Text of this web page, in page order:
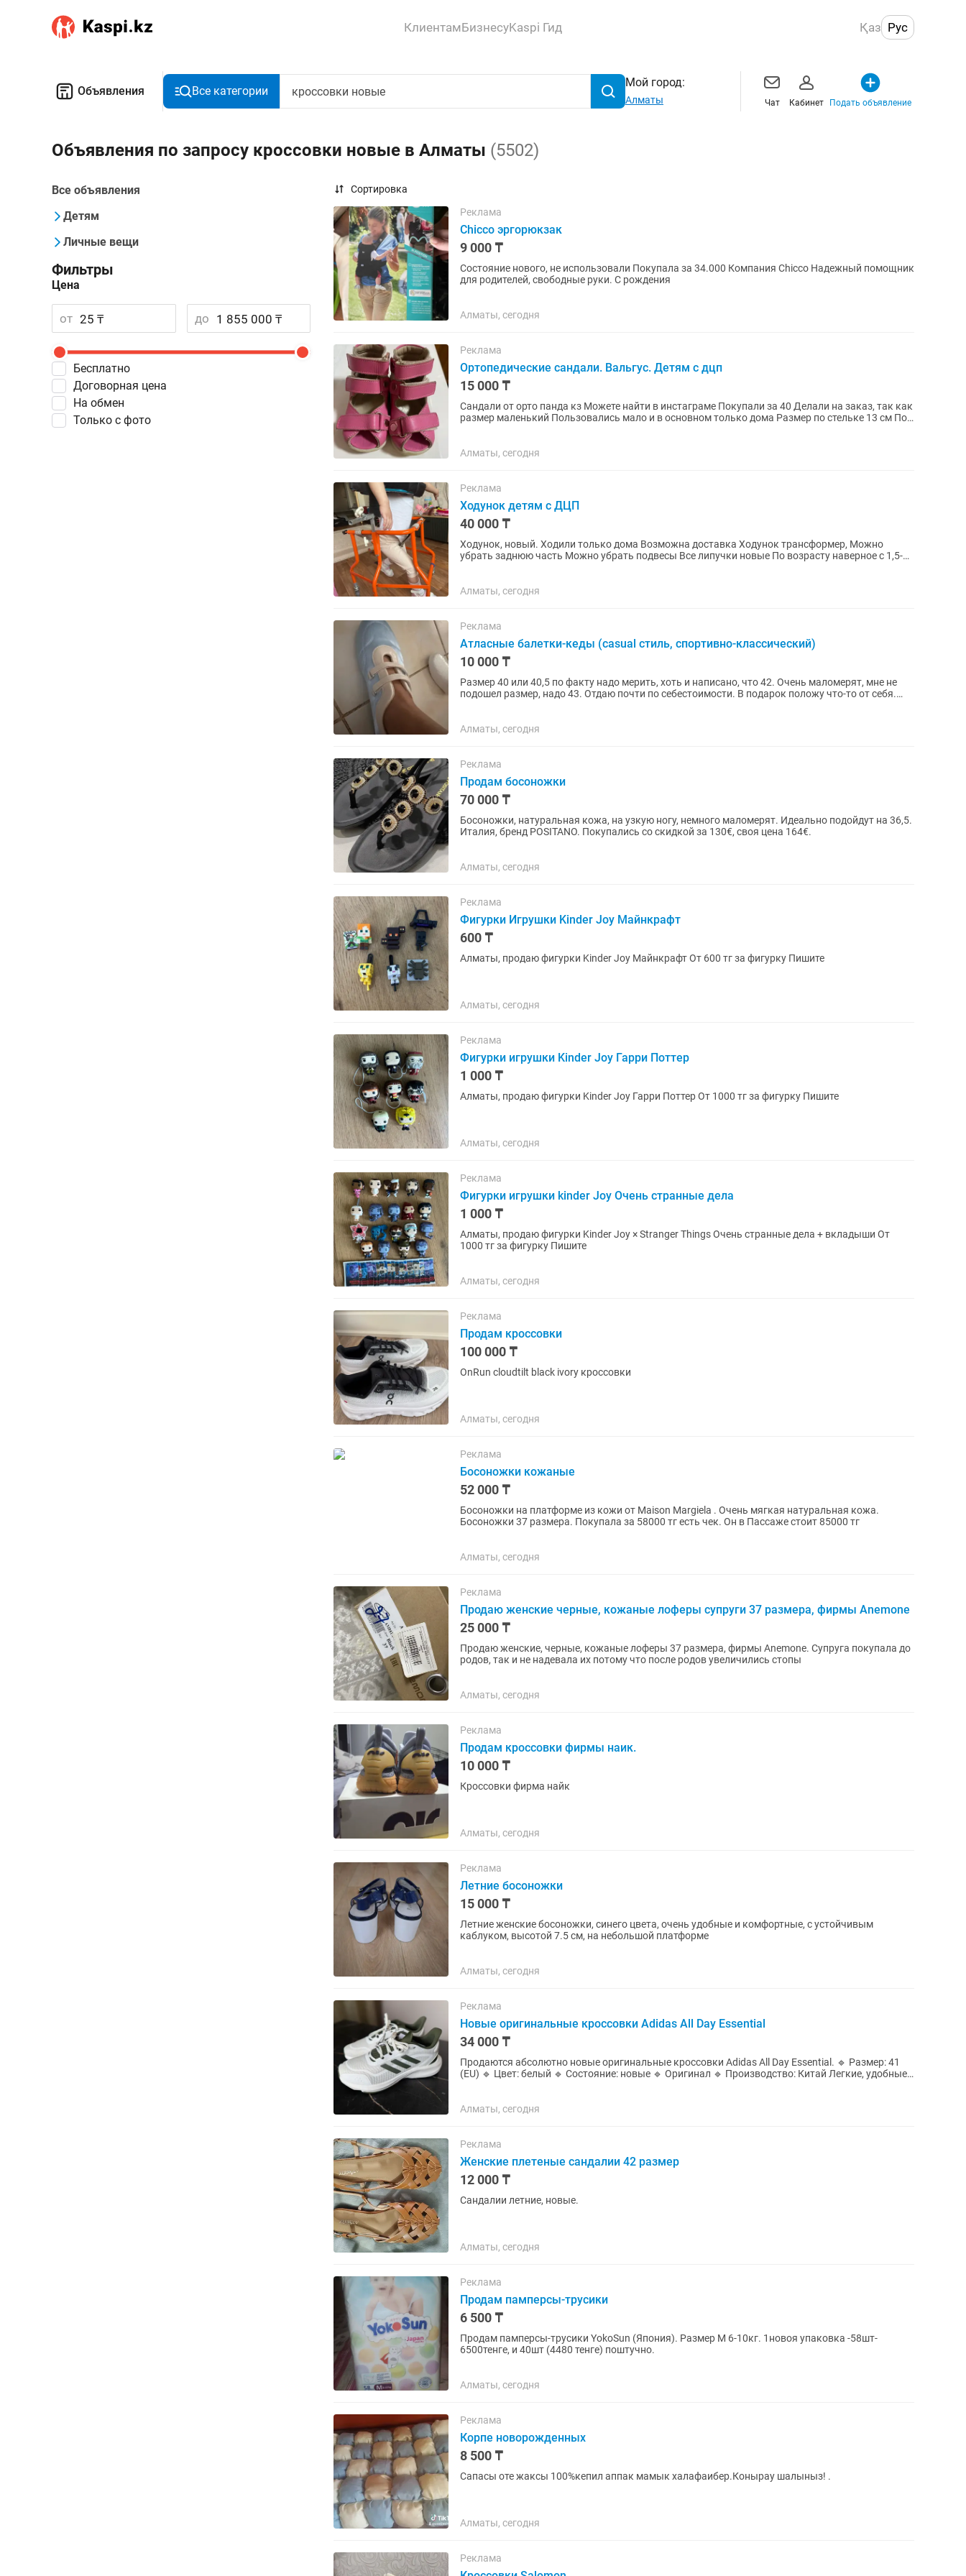
КлиентамБизнесуKaspi Гид Қаз Рус
Объявления Все категории
Мой город:
Алматы Чат Кабинет Подать объявление
Объявления по запросу кроссовки новые в Алматы (5502)
Все объявления
Детям
Личные вещи
Фильтры
Цена
от до
Бесплатно
Договорная цена
На обмен
Только с фото
Сортировка
Реклама
Chicco эргорюкзак
9 000 ₸
Состояние нового, не использовали Покупала за 34.000 Компания Chicco Надежный помощник
для родителей, свободные руки. С рождения
Алматы, сегодня
Реклама
Ортопедические сандали. Вальгус. Детям с дцп
15 000 ₸
Сандали от орто панда кз Можете найти в инстаграме Покупали за 40 Делали на заказ, так как
размер маленький Пользовались мало и в основном только дома Размер по стельке 13 см По
Алматы, сегодня
Реклама
Ходунок детям с ДЦП
40 000 ₸
Ходунок, новый. Ходили только дома Возможна доставка Ходунок трансформер, Можно
убрать заднюю часть Можно убрать подвесы Все липучки новые По возрасту наверное с 1,5-2
Алматы, сегодня
Реклама
Атласные балетки-кеды (casual стиль, спортивно-классический)
10 000 ₸
Размер 40 или 40,5 по факту надо мерить, хоть и написано, что 42. Очень маломерят, мне не
подошел размер, надо 43. Отдаю почти по себестоимости. В подарок положу что-то от себя.
Алматы, сегодня
Реклама
Продам босоножки
70 000 ₸
Босоножки, натуральная кожа, на узкую ногу, немного маломерят. Идеально подойдут на 36,5.
Италия, бренд POSITANO. Покупались со скидкой за 130€, своя цена 164€.
Алматы, сегодня
Реклама
Фигурки Игрушки Kinder Joy Майнкрафт
600 ₸
Алматы, продаю фигурки Kinder Joy Майнкрафт От 600 тг за фигурку Пишите
Алматы, сегодня
Реклама
Фигурки игрушки Kinder Joy Гарри Поттер
1 000 ₸
Алматы, продаю фигурки Kinder Joy Гарри Поттер От 1000 тг за фигурку Пишите
Алматы, сегодня
Реклама
Фигурки игрушки kinder Joy Очень странные дела
1 000 ₸
Алматы, продаю фигурки Kinder Joy × Stranger Things Очень странные дела + вкладыши От
1000 тг за фигурку Пишите
Алматы, сегодня
Реклама
Продам кроссовки
100 000 ₸
OnRun cloudtilt black ivory кроссовки
Алматы, сегодня
Реклама
Босоножки кожаные
52 000 ₸
Босоножки на платформе из кожи от Maison Margiela . Очень мягкая натуральная кожа.
Босоножки 37 размера. Покупала за 58000 тг есть чек. Он в Пассаже стоит 85000 тг
Алматы, сегодня
Реклама
Продаю женские черные, кожаные лоферы супруги 37 размера, фирмы Anemone
25 000 ₸
Продаю женские, черные, кожаные лоферы 37 размера, фирмы Anemone. Супруга покупала до
родов, так и не надевала их потому что после родов увеличились стопы
Алматы, сегодня
Реклама
Продам кроссовки фирмы наик.
10 000 ₸
Кроссовки фирма найк
Алматы, сегодня
Реклама
Летние босоножки
15 000 ₸
Летние женские босоножки, синего цвета, очень удобные и комфортные, с устойчивым
каблуком, высотой 7.5 см, на небольшой платформе
Алматы, сегодня
Реклама
Новые оригинальные кроссовки Adidas All Day Essential
34 000 ₸
Продаются абсолютно новые оригинальные кроссовки Adidas All Day Essential. 🔹 Размер: 41
(EU) 🔹 Цвет: белый 🔹 Состояние: новые 🔹 Оригинал 🔹 Производство: Китай Легкие, удобные
Алматы, сегодня
Реклама
Женские плетеные сандалии 42 размер
12 000 ₸
Сандалии летние, новые.
Алматы, сегодня
Реклама
Продам памперсы-трусики
6 500 ₸
Продам памперсы-трусики YokoSun (Япония). Размер М 6-10кг. 1новоя упаковка -58шт-
6500тенге, и 40шт (4480 тенге) поштучно.
Алматы, сегодня
Реклама
Корпе новорожденных
8 500 ₸
Сапасы оте жаксы 100%кепил аппак мамык халафаибер.Конырау шалыныз! .
Алматы, сегодня
Реклама